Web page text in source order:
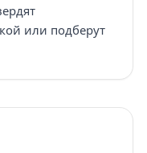
или подберут